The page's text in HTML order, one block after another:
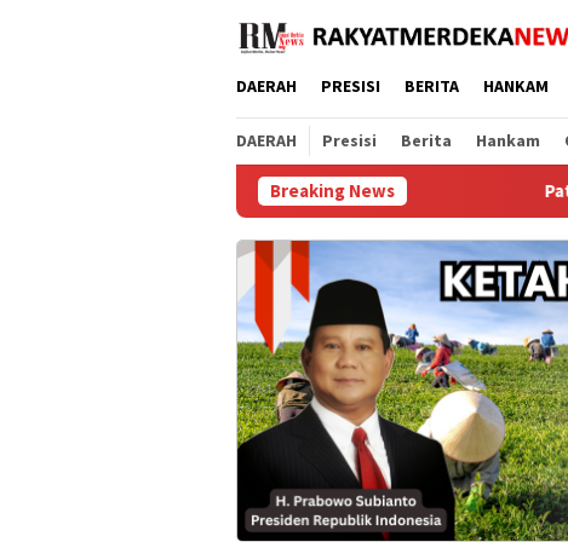
DAERAH PRESISI BERITA HANKAM
DAERAH Presisi Berita Hankam
Breaking NewsPatroli CETAR di